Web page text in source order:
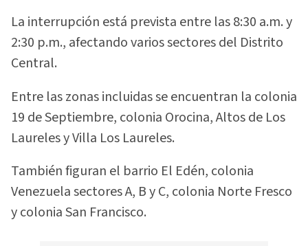
La interrupción está prevista entre las 8:30 a.m. y
2:30 p.m., afectando varios sectores del Distrito
Central.
Entre las zonas incluidas se encuentran la colonia
19 de Septiembre, colonia Orocina, Altos de Los
Laureles y Villa Los Laureles.
También figuran el barrio El Edén, colonia
Venezuela sectores A, B y C, colonia Norte Fresco
y colonia San Francisco.